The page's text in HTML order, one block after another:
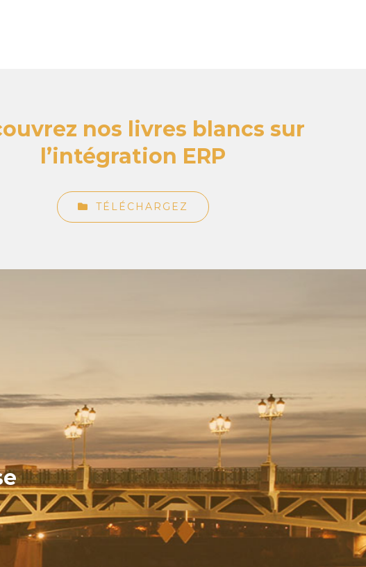
nos livres blancs sur
l’intégration ERP
TÉLÉCHARGEZ